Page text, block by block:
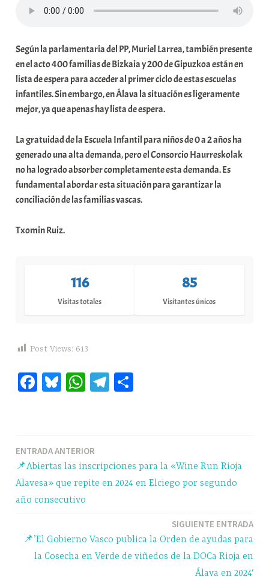
e
Según la parlamentaria del PP, Muriel Larrea, también presente
en el acto 400 familias de Bizkaia y 200 de Gipuzkoa están en
lista de espera para acceder al primer ciclo de estas escuelas
infantiles. Sin embargo, en Álava la situación es ligeramente
mejor, ya que apenas hay lista de espera.
La gratuidad de la Escuela Infantil para niños de 0 a 2 años ha
generado una alta demanda, pero el Consorcio Haurreskolak
no ha logrado absorber completamente esta demanda. Es
fundamental abordar esta situación para garantizar la
conciliación de las familias vascas.
Txomin Ruiz.
116
Visitas totales
85
Visitantes únicos
Post Views: 613
Fa Bl W
pp
Te
m rti
r
Navegación
de
entradas
ENTRADA ANTERIOR
📌Abiertas las inscripciones para la «Wine Run Rioja
Alavesa» que repite en 2024 en Elciego por segundo
año consecutivo
SIGUIENTE ENTRADA
📌’El Gobierno Vasco publica la Orden de ayudas para
la Cosecha en Verde de viñedos de la DOCa Rioja en
Álava en 2024′